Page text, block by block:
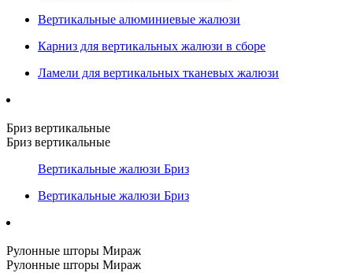
Вертикальные алюминиевые жалюзи
Карниз для вертикальных жалюзи в сборе
Ламели для вертикальных тканевых жалюзи
Бриз вертикальные
Бриз вертикальные
Вертикальные жалюзи Бриз
Вертикальные жалюзи Бриз
Рулонные шторы Мираж
Рулонные шторы Мираж